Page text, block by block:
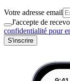
Votre adresse email
J'accepte de
confidentialité pour
S'inscrire